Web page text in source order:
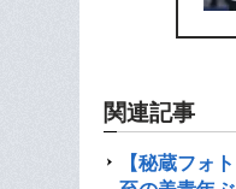
関連記事
【秘蔵フォ